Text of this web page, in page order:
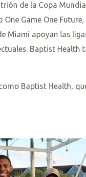
de la Copa
Game One
Miami apoyan las
Baptist Health
Baptist Health,